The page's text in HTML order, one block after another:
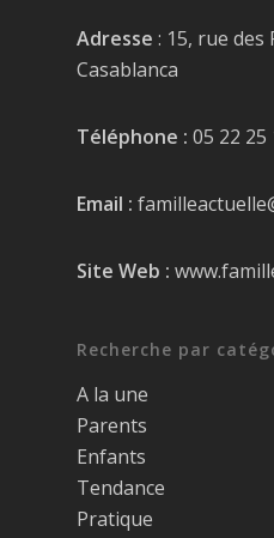
Adresse : 15, rue des
Casablanca
Téléphone : 05 22 25
Email :
Site Web :
Recherche par
A la une
Parents
Enfants
Tendance
Pratique